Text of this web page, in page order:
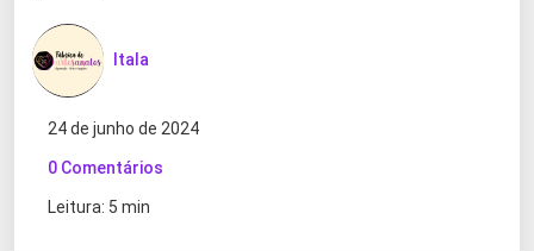
Itala
24 de junho de 2024
0 Comentários
Leitura: 5 min